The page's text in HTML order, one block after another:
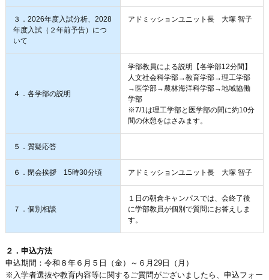
３．2026年度入試分析、2028
年度入試（２年前予告）につ
いて
アドミッションユニット長 大塚 智子
４．各学部の説明
学部教員による説明【各学部12分間】
人文社会科学部→教育学部→理工学部
→医学部→農林海洋科学部→地域協働
学部
※7/1は理工学部と医学部の間に約10分
間の休憩をはさみます。
５．質疑応答
６．閉会挨拶 15時30分頃 アドミッションユニット長 大塚 智子
７．個別相談
１日の朝倉キャンパスでは、会終了後
に学部教員が個別で質問にお答えしま
す。
２．申込方法
申込期間：令和８年６月５日（金）～６月29日（月）
※入学者選抜や教育内容等に関するご質問がございましたら、申込フォー